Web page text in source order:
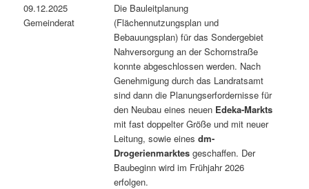
09.12.2025
Gemeinderat
Die Bauleitplanung
(Flächennutzungsplan und
Bebauungsplan) für das Sondergebiet
Nahversorgung an der Schornstraße
konnte abgeschlossen werden. Nach
Genehmigung durch das Landratsamt
sind dann die Planungserfordernisse für
den Neubau eines neuen Edeka-Markts
mit fast doppelter Größe und mit neuer
Leitung, sowie einesdm-
Drogerienmarktes geschaffen. Der
Baubeginn wird im Frühjahr 2026
erfolgen.